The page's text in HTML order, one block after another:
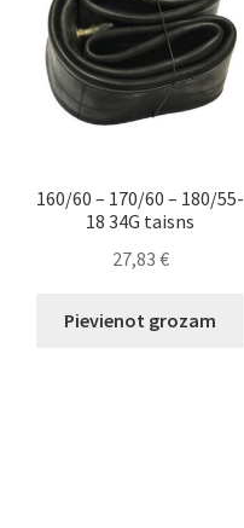
160/60 – 170/60 – 180/55-
18 34G taisns
27,83 €
Pievienot grozam